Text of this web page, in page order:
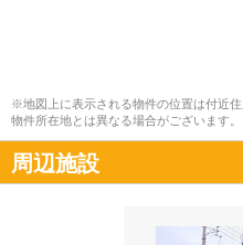
※地図上に表示される物件の位置は付近
物件所在地とは異なる場合がございます。
周辺施設